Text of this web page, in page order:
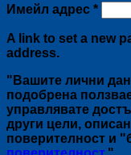
Имейл адрес *
A link to set a new
address.
"Вашите лични
подобрена
управлявате
други цели,
поверителност и